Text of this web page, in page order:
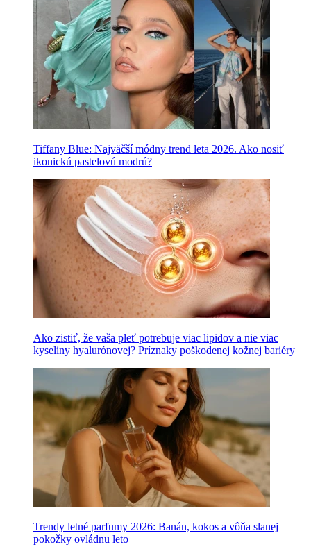
Tiffany Blue: Najväčší módny trend leta 2026. Ako nosiť
ikonickú pastelovú modrú?
Ako zistiť, že vaša pleť potrebuje viac lipidov a nie viac
kyseliny hyalurónovej? Príznaky poškodenej kožnej bariéry
Trendy letné parfumy 2026: Banán, kokos a vôňa slanej
pokožky ovládnu leto